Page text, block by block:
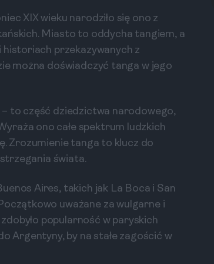
XIX wieku narodziło się ono z
Miasto to oddycha tangiem, a
przekazywanych z
można doświadczyć tanga w jego
to część dziedzictwa narodowego,
ono całe spektrum ludzkich
Zrozumienie tanga to klucz do
świata.
Aires, takich jak La Boca i San
uważane za wulgarne i
popularność w paryskich
Argentyny, by na stałe zagościć w